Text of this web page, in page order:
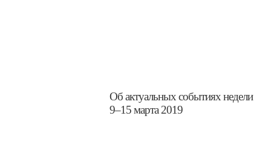
Об актуальных событиях недели
9–15 марта 2019